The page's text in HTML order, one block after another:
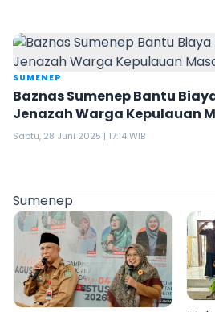
SUMENEP
Baznas Sumenep Bantu
Jenazah Warga Kepulauan
Sabtu, 28 Juni 2025 | 17:14 WIB
Sumenep